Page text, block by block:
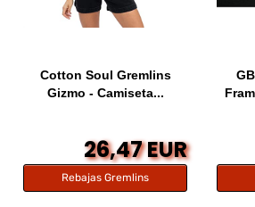
Cotton Soul Gremlins
Gizmo - Camiseta...
26,47 EUR
Rebajas Gremlins